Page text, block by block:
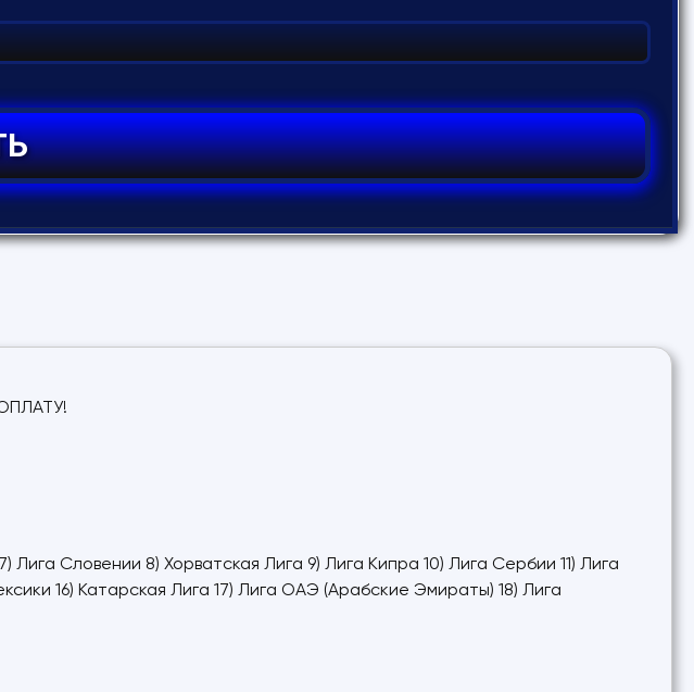
Словении 8) Хорватская Лига 9) Лига Кипра 10) Лига Сербии 11) Лига
16) Катарская Лига 17) Лига ОАЭ (Арабские Эмираты) 18) Лига